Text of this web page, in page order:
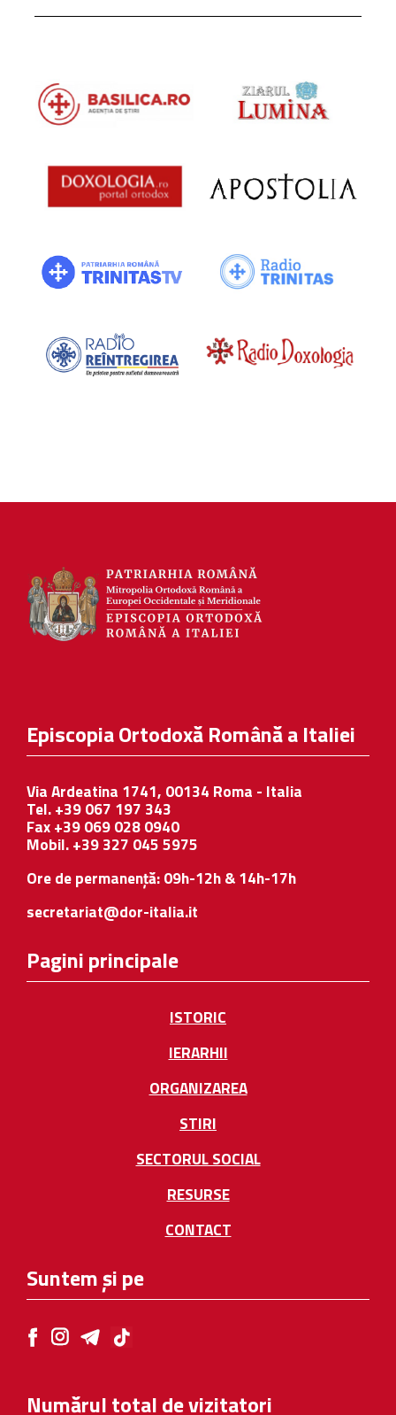
Episcopia Ortodoxă Română a Italiei
Via Ardeatina 1741, 00134 Roma - Italia
Tel. +39 067 197 343
Fax +39 069 028 0940
Mobil. +39 327 045 5975
Ore de permanență: 09h-12h & 14h-17h
secretariat@dor-italia.it
Pagini principale
ISTORIC
IERARHII
ORGANIZAREA
STIRI
SECTORUL SOCIAL
RESURSE
CONTACT
Suntem și pe
Numărul total de vizitatori